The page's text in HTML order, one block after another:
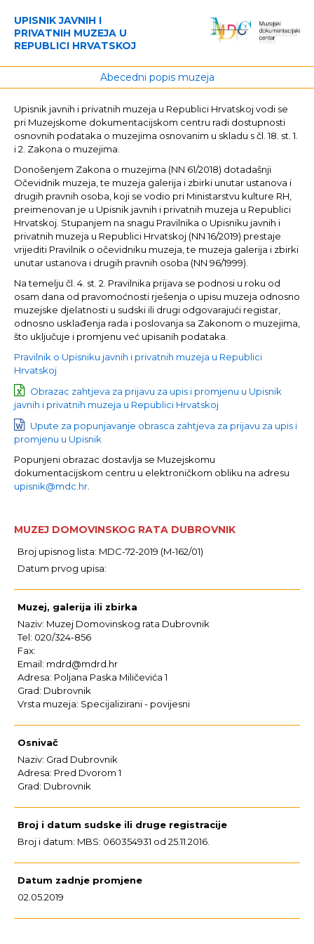
UPISNIK JAVNIH I
PRIVATNIH MUZEJA U
REPUBLICI HRVATSKOJ
Abecedni popis muzeja
Upisnik javnih i privatnih muzeja u Republici Hrvatskoj vodi se
pri Muzejskome dokumentacijskom centru radi dostupnosti
osnovnih podataka o muzejima osnovanim u skladu s čl. 18. st. 1.
i 2. Zakona o muzejima.
Donošenjem Zakona o muzejima (NN 61/2018) dotadašnji
Očevidnik muzeja, te muzeja galerija i zbirki unutar ustanova i
drugih pravnih osoba, koji se vodio pri Ministarstvu kulture RH,
preimenovan je u Upisnik javnih i privatnih muzeja u Republici
Hrvatskoj. Stupanjem na snagu Pravilnika o Upisniku javnih i
privatnih muzeja u Republici Hrvatskoj (NN 16/2019) prestaje
vrijediti Pravilnik o očevidniku muzeja, te muzeja galerija i zbirki
unutar ustanova i drugih pravnih osoba (NN 96/1999).
Na temelju čl. 4. st. 2. Pravilnika prijava se podnosi u roku od
osam dana od pravomoćnosti rješenja o upisu muzeja odnosno
muzejske djelatnosti u sudski ili drugi odgovarajući registar,
odnosno usklađenja rada i poslovanja sa Zakonom o muzejima,
što uključuje i promjenu već upisanih podataka.
Pravilnik o Upisniku javnih i privatnih muzeja u Republici
Hrvatskoj
Obrazac zahtjeva za prijavu za upis i promjenu u Upisnik
javnih i privatnih muzeja u Republici Hrvatskoj
Upute za popunjavanje obrasca zahtjeva za prijavu za upis i
promjenu u Upisnik
Popunjeni obrazac dostavlja se Muzejskomu
dokumentacijskom centru u elektroničkom obliku na adresu
upisnik@mdc.hr
MUZEJ DOMOVINSKOG RATA DUBROVNIK
Broj upisnog lista: MDC-72-2019 (M-162/01)
Datum prvog upisa:
Muzej, galerija ili zbirka
Naziv: Muzej Domovinskog rata Dubrovnik
Tel: 020/324-856
Fax:
Email: mdrd@mdrd.hr
Adresa: Poljana Paska Miličevića 1
Grad: Dubrovnik
Vrsta muzeja: Specijalizirani - povijesni
Osnivač
Naziv: Grad Dubrovnik
Adresa: Pred Dvorom 1
Grad: Dubrovnik
Broj i datum sudske ili druge registracije
Broj i datum: MBS: 060354931 od 25.11.2016.
Datum zadnje promjene
02.05.2019